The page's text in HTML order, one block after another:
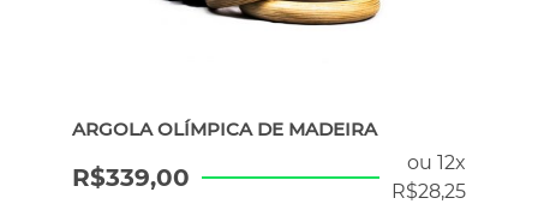
ARGOLA OLÍMPICA DE MADEIRA
ou 12x
R$28,25
R$339,00